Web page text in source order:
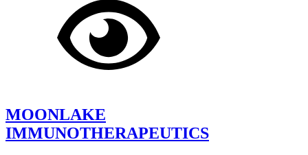
MOONLAKE
IMMUNOTHERAPEUTICS